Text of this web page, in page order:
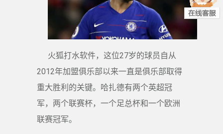
火狐打水软件，这位27岁的球员自从
2012年加盟俱乐部以来一直是俱乐部取得
重大胜利的关键。哈扎德有两个英超冠
军，两个联赛杯，一个足总杯和一个欧洲
联赛冠军。